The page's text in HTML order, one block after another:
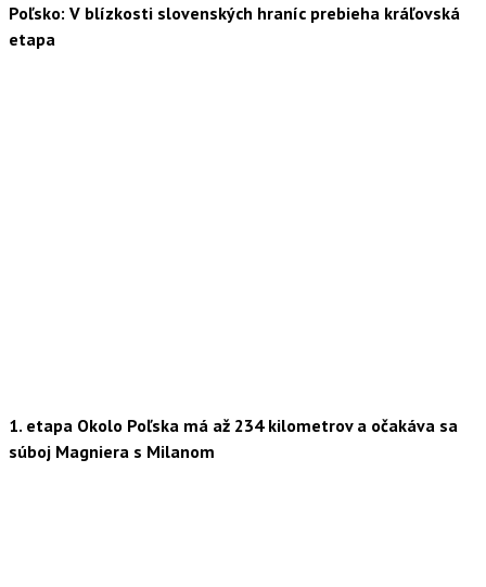
Poľsko: V blízkosti slovenských hraníc prebieha kráľovská
etapa
1. etapa Okolo Poľska má až 234 kilometrov a očakáva sa
súboj Magniera s Milanom